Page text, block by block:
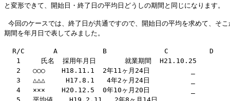
今回のケースでは、終了日が共通ですので、開始日の平均を求めて、そ
  R/C       A           B              C          D
   1     氏名  採用年月日       就業期間  H21.10.25
   2   ○○○    H18.11.1  2年11ヶ月24日          _
   3   △△△     H17.8.1   4年2ヶ月24日          _
   4   ×××    H20.12.5  0年10ヶ月20日          _